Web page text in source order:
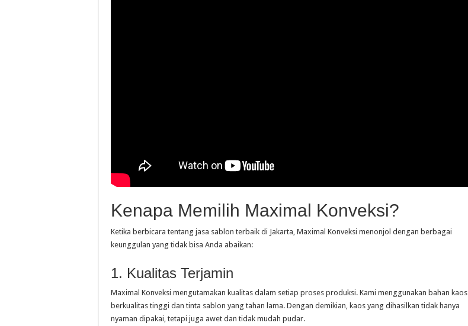
Kenapa Memilih Maximal Konveksi?
Ketika berbicara tentang jasa sablon terbaik di Jakarta, Maximal Konveksi menonjol dengan berbagai
keunggulan yang tidak bisa Anda abaikan:
1. Kualitas Terjamin
Maximal Konveksi mengutamakan kualitas dalam setiap proses produksi. Kami menggunakan bahan kaos
berkualitas tinggi dan tinta sablon yang tahan lama. Dengan demikian, kaos yang dihasilkan tidak hanya
nyaman dipakai, tetapi juga awet dan tidak mudah pudar.